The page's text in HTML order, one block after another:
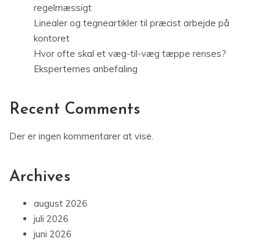
regelmæssigt
Linealer og tegneartikler til præcist arbejde på
kontoret
Hvor ofte skal et væg-til-væg tæppe renses?
Eksperternes anbefaling
Recent Comments
Der er ingen kommentarer at vise.
Archives
august 2026
juli 2026
juni 2026